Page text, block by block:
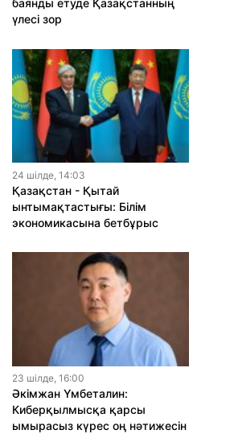
баянды етуде Қазақстанның
үлесі зор
24 шiлде, 14:03
Қазақстан - Қытай
ынтымақтастығы: Білім
экономикасына бетбұрыс
23 шiлде, 16:00
Әкімжан Үмбеталин:
Киберқылмысқа қарсы
ымырасыз күрес оң нәтижесін